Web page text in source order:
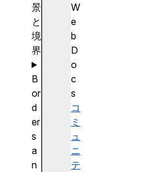
W
e
b
D
o
c
s
コ
ミ
ュ
ニ
テ
景
と
境
界
B
or
d
er
s
a
n